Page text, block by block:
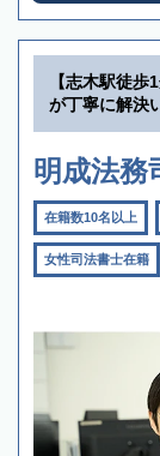
【志木駅徒
が丁寧に解決
明成法務
在籍数10名以上
女性司法書士在籍